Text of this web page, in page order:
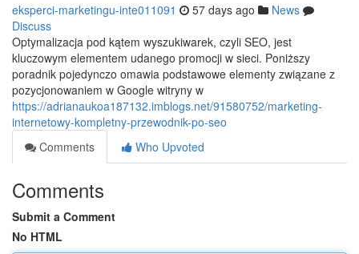
eksperci-marketingu-inte011091 57 days ago
News
Discuss
Optymalizacja pod kątem wyszukiwarek, czyli SEO, jest
kluczowym elementem udanego promocji w sieci. Poniższy
poradnik pojedynczo omawia podstawowe elementy związane z
pozycjonowaniem w Google witryny w
https://adrianaukoa187132.imblogs.net/91580752/marketing-
internetowy-kompletny-przewodnik-po-seo
Comments
Who Upvoted
Comments
Submit a Comment
No HTML